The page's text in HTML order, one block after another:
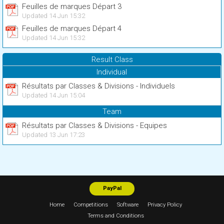
Feuilles de marques Départ 3
Updated 14 Jun 15:32
Feuilles de marques Départ 4
Updated 14 Jun 15:32
Result Class
Individual
Résultats par Classes & Divisions - Individuels
Updated 14 Jun 15:04
Team
Résultats par Classes & Divisions - Equipes
Updated 13 Jun 17:23
PayPal
Home Competitions Software
Privacy Policy
Terms and Conditions